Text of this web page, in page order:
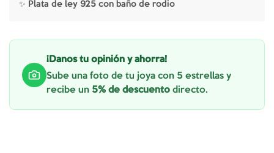
✨ Plata de ley 925 con baño de rodio
¡Danos tu opinión y ahorra!
Sube una foto de tu joya con 5 estrellas y
recibe un 5% de descuento directo.